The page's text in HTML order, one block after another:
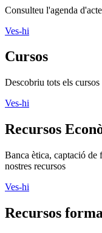
Consulteu l'agenda
Ves-hi
Cursos
Descobriu tots els
Ves-hi
Recursos
Banca ètica, captació de
nostres recursos
Ves-hi
Recursos